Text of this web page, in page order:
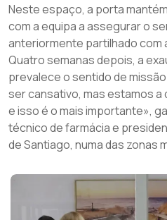
Neste espaço, a porta
com a equipa a assegurar o
anteriormente partilhado com
Quatro semanas depois, a
prevalece o sentido de
ser cansativo, mas estamos
e isso é o mais importante»,
técnico de farmácia e
de Santiago, numa das zonas